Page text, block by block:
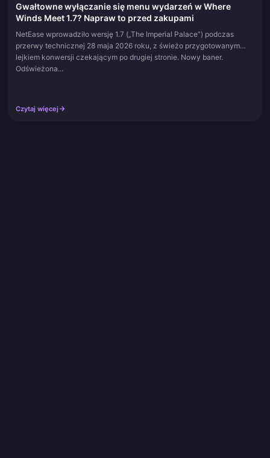
Gwałtowne wyłączanie się menu wydarzeń w Where
Winds Meet 1.7? Napraw to przed zakupami
NetEase wprowadziło wersję 1.7 („The Imperial Palace”) podczas
przerwy technicznej 28 maja 2026 roku, z świeżo przygotowanym
lejkiem konwersji czekającym po drugiej stronie. Nowy baner.
Odświeżona...
Czytaj więcej